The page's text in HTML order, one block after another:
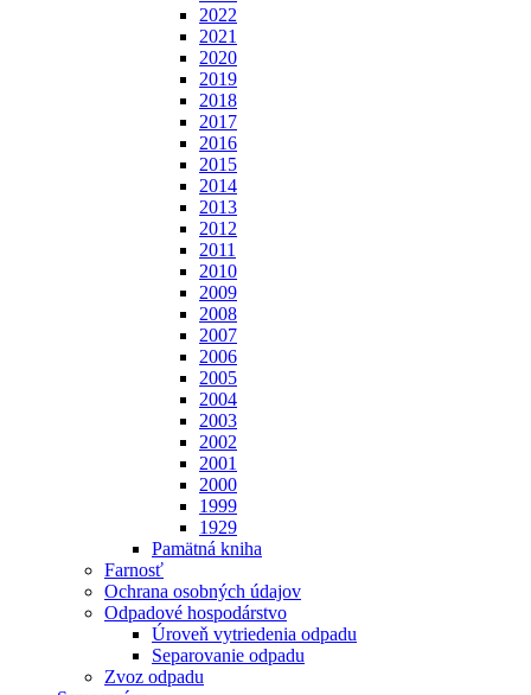
2022
2021
2020
2019
2018
2017
2016
2015
2014
2013
2012
2011
2010
2009
2008
2007
2006
2005
2004
2003
2002
2001
2000
1999
1929
Pamätná kniha
Farnosť
Ochrana osobných údajov
Odpadové hospodárstvo
Úroveň vytriedenia odpadu
Separovanie odpadu
Zvoz odpadu